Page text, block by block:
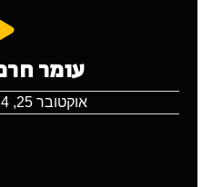
עומר
אוקטובר 25, 2024